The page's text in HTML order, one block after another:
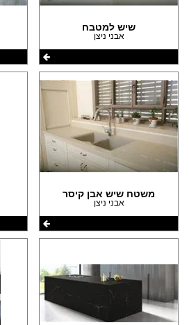
(29)
(7)
(1)
(1)
שיש למטבח
אבני ניצן
משטח שיש אבן קיסר
אבני ניצן
הצהרת נגישות